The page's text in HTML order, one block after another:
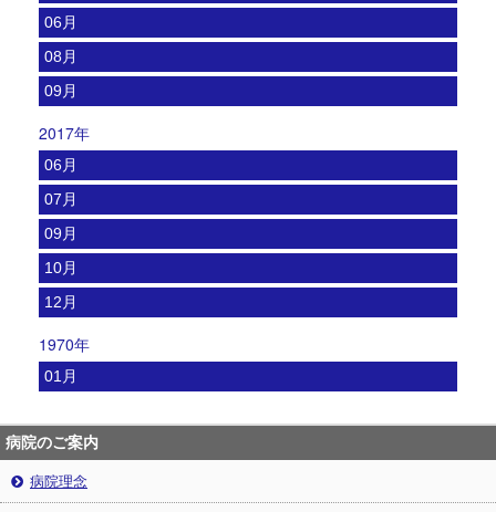
06月
08月
09月
2017年
06月
07月
09月
10月
12月
1970年
01月
病院のご案内
病院理念